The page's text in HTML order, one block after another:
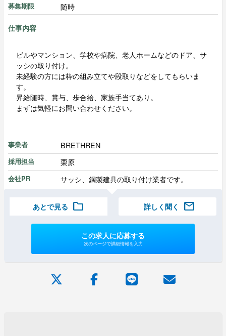
募集期限
随時
仕事内容
ビルやマンション、学校や病院、老人ホームなどのドア、サ
ッシの取り付け。
未経験の方には枠の組み立てや段取りなどをしてもらいま
す。
昇給随時、賞与、歩合給、家族手当てあり。
まずは気軽にお問い合わせください。
事業者 BRETHREN
採用担当 栗原
会社PR サッシ、鋼製建具の取り付け業者です。
あとで見る folder 詳しく聞く mail
この求人に応募する
次のページで詳細情報を入力